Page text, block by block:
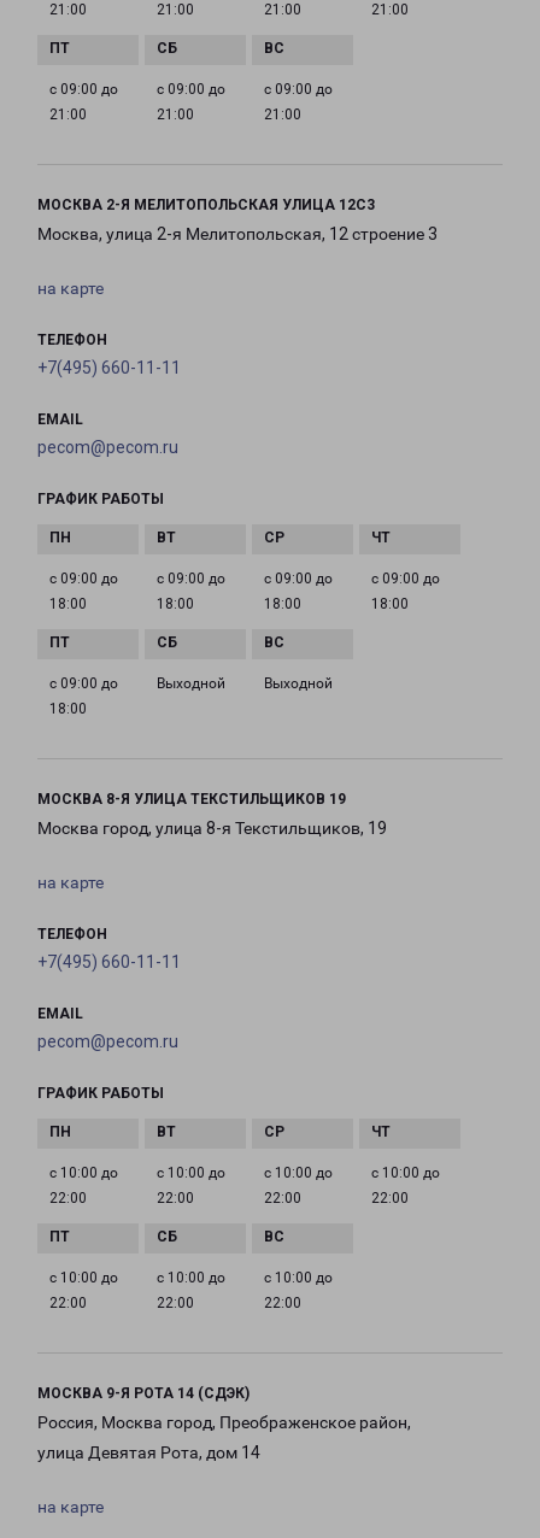
21:00
21:00
21:00
21:00
с 09:00 до
21:00
с 09:00 до
21:00
с 09:00 до
21:00
МОСКВА 2-Я МЕЛИТОПОЛЬСКАЯ УЛИЦА 12С3
Москва, улица 2-я Мелитопольская, 12 строение 3
на карте
ТЕЛЕФОН
+7(495) 660-11-11
EMAIL
pecom@pecom.ru
ГРАФИК РАБОТЫ
с 09:00 до
18:00
с 09:00 до
18:00
с 09:00 до
18:00
с 09:00 до
18:00
с 09:00 до
18:00
Выходной Выходной
МОСКВА 8-Я УЛИЦА ТЕКСТИЛЬЩИКОВ 19
Москва город, улица 8-я Текстильщиков, 19
на карте
ТЕЛЕФОН
+7(495) 660-11-11
EMAIL
pecom@pecom.ru
ГРАФИК РАБОТЫ
с 10:00 до
22:00
с 10:00 до
22:00
с 10:00 до
22:00
с 10:00 до
22:00
с 10:00 до
22:00
с 10:00 до
22:00
с 10:00 до
22:00
МОСКВА 9-Я РОТА 14 (СДЭК)
Россия, Москва город, Преображенское район,
улица Девятая Рота, дом 14
на карте